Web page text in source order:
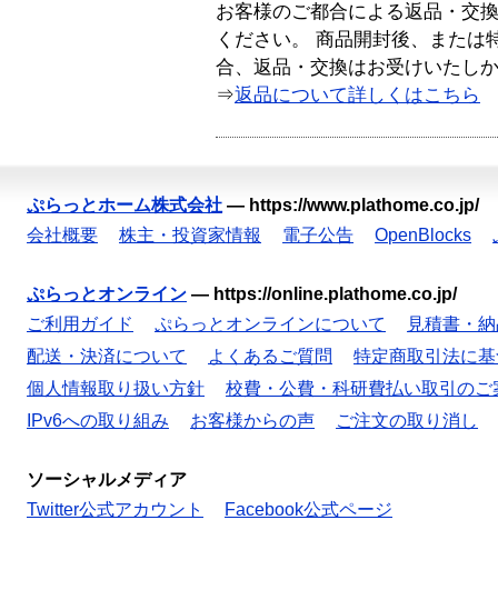
お客様のご都合による返品・交
ください。 商品開封後、または
合、返品・交換はお受けいたし
⇒返品について詳しくはこちら
ぷらっとホーム株式会社 — https://www.plathome.co.jp/
会社概要
株主・投資家情報 電子公告 OpenBlocks
ぷらっとオンライン — https://online.plathome.co.jp/
ご利用ガイド
ぷらっとオンラインについて
見積書・
配送・決済について
よくあるご質問
特定商取引法に
個人情報取り扱い方針
校費・公費・科研費払い取引のご
IPv6への取り組み
お客様からの声 ご注文の取り消し
ソーシャルメディア
Twitter公式アカウント
Facebook公式ページ